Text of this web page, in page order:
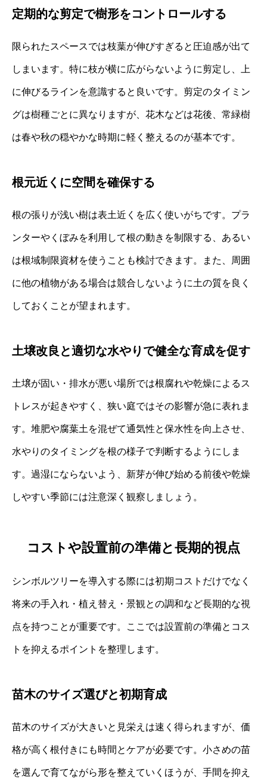
定期的な剪定で樹形をコントロールする
限られたスペースでは枝葉が伸びすぎると圧迫感が出て
しまいます。特に枝が横に広がらないように剪定し、上
に伸びるラインを意識すると良いです。剪定のタイミン
グは樹種ごとに異なりますが、花木などは花後、常緑樹
は春や秋の穏やかな時期に軽く整えるのが基本です。
根元近くに空間を確保する
根の張りが浅い樹は表土近くを広く使いがちです。プラ
ンターやくぼみを利用して根の動きを制限する、あるい
は根域制限資材を使うことも検討できます。また、周囲
に他の植物がある場合は競合しないように土の質を良く
しておくことが望まれます。
土壌改良と適切な水やりで健全な育成を促す
土壌が固い・排水が悪い場所では根腐れや乾燥によるス
トレスが起きやすく、狭い庭ではその影響が急に表れま
す。堆肥や腐葉土を混ぜて通気性と保水性を向上させ、
水やりのタイミングを根の様子で判断するようにしま
す。過湿にならないよう、新芽が伸び始める前後や乾燥
しやすい季節には注意深く観察しましょう。
コストや設置前の準備と長期的視点
シンボルツリーを導入する際には初期コストだけでなく
将来の手入れ・植え替え・景観との調和など長期的な視
点を持つことが重要です。ここでは設置前の準備とコス
トを抑えるポイントを整理します。
苗木のサイズ選びと初期育成
苗木のサイズが大きいと見栄えは速く得られますが、価
格が高く根付きにも時間とケアが必要です。小さめの苗
を選んで育てながら形を整えていくほうが、手間を抑え